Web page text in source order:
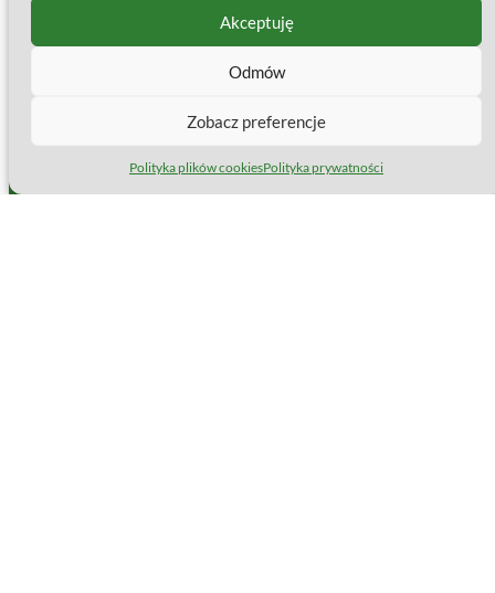
Akceptuję
Odmów
Zobacz preferencje
Polityka plików cookiesPolityka prywatności
NIP: 8751563825